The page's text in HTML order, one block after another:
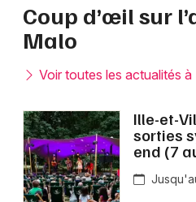
Coup d’œil sur
Malo
Voir toutes les actualités
Ille-et-
sorties
end (7